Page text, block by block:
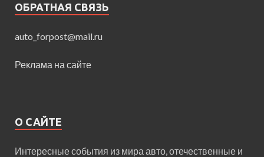
ОБРАТНАЯ СВЯЗЬ
auto_forpost@mail.ru
Реклама на сайте
О САЙТЕ
Интересные события из мира авто, отечественные и